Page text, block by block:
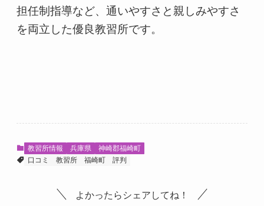
担任制指導など、通いやすさと親しみやすさ
を両立した優良教習所です。
教習所情報 兵庫県
神崎郡福崎町
口コミ
教習所 福崎町 評判
よかったらシェアしてね！